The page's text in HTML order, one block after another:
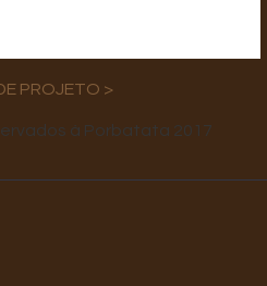
PROJETO >
à Porbatata 2017